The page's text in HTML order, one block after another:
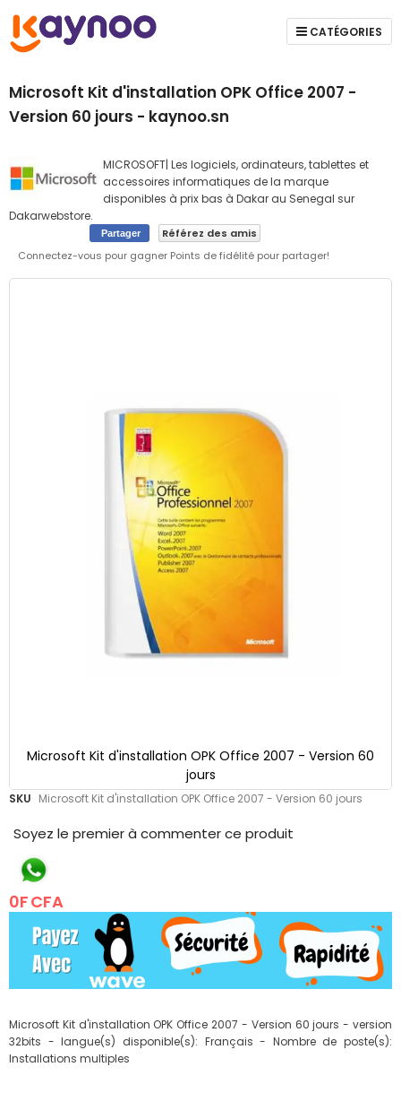
CATÉGORIES
Microsoft Kit d'installation OPK Office 2007 -
Version 60 jours - kaynoo.sn
MICROSOFT| Les logiciels, ordinateurs, tablettes et
accessoires informatiques de la marque
disponibles à prix bas à Dakar au Senegal sur
Dakarwebstore.
Partager
Référez des amis
Connectez-vous pour gagner Points de fidélité pour partager!
SKU Microsoft Kit d'installation OPK Office 2007 - Version 60 jours
Soyez le premier à commenter ce produit
0F CFA
Microsoft Kit d'installation OPK Office 2007 - Version 60 jours - version
32bits - langue(s) disponible(s): Français - Nombre de poste(s):
Installations multiples
Skip
Microsoft Kit d'installation OPK Office 2007 - Version 60
jours
Skip
the
the
images
gallery